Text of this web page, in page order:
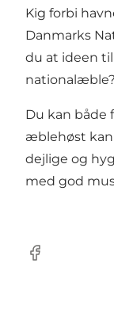
Kig forbi
Danmarks
du at ideen
nationalæble?
Du kan både
æblehøst kan
dejlige og
med god
facebook